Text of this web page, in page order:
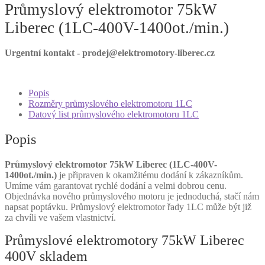
Průmyslový elektromotor 75kW
Liberec (1LC-400V-1400ot./min.)
Urgentní kontakt - prodej@elektromotory-liberec.cz
Popis
Rozměry průmyslového elektromotoru 1LC
Datový list průmyslového elektromotoru 1LC
Popis
Průmyslový elektromotor 75kW Liberec (1LC-400V-
1400ot./min.) je připraven k okamžitému dodání k zákazníkům.
Umíme vám garantovat rychlé dodání a velmi dobrou cenu.
Objednávka nového průmyslového motoru je jednoduchá, stačí nám
napsat poptávku. Průmyslový elektromotor řady 1LC může být již
za chvíli ve vašem vlastnictví.
Průmyslové elektromotory 75kW Liberec
400V skladem